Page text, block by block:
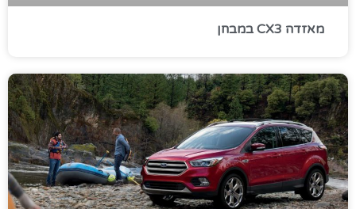
מאזדה CX3 במבחן